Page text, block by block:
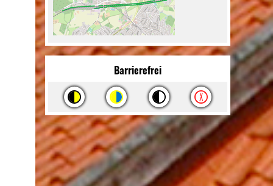
Barrierefrei